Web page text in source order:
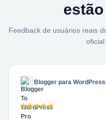
Feedback de usuários reais
oficial
Blogger para
★★★★★